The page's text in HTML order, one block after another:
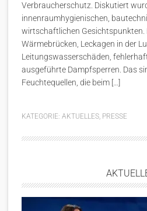
Verbraucherschutz. Diskutiert
innenraumhygienischen,
wirtschaftlichen Gesichtspunkten.
Wärmebrücken, Leckagen in der
Leitungswasserschäden,
ausgeführte Dampfsperren. Das
Feuchtequellen, die beim […]
KATEGORIE: AKTUELLES, PRESSE